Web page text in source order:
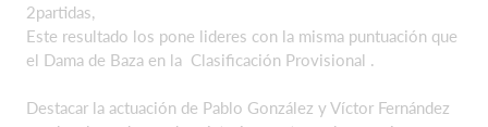
2partidas,
Este resultado los pone lideres con la misma puntuación que
el Dama de Baza en la Clasificación Provisional .
Destacar la actuación de Pablo González y Víctor Fernández